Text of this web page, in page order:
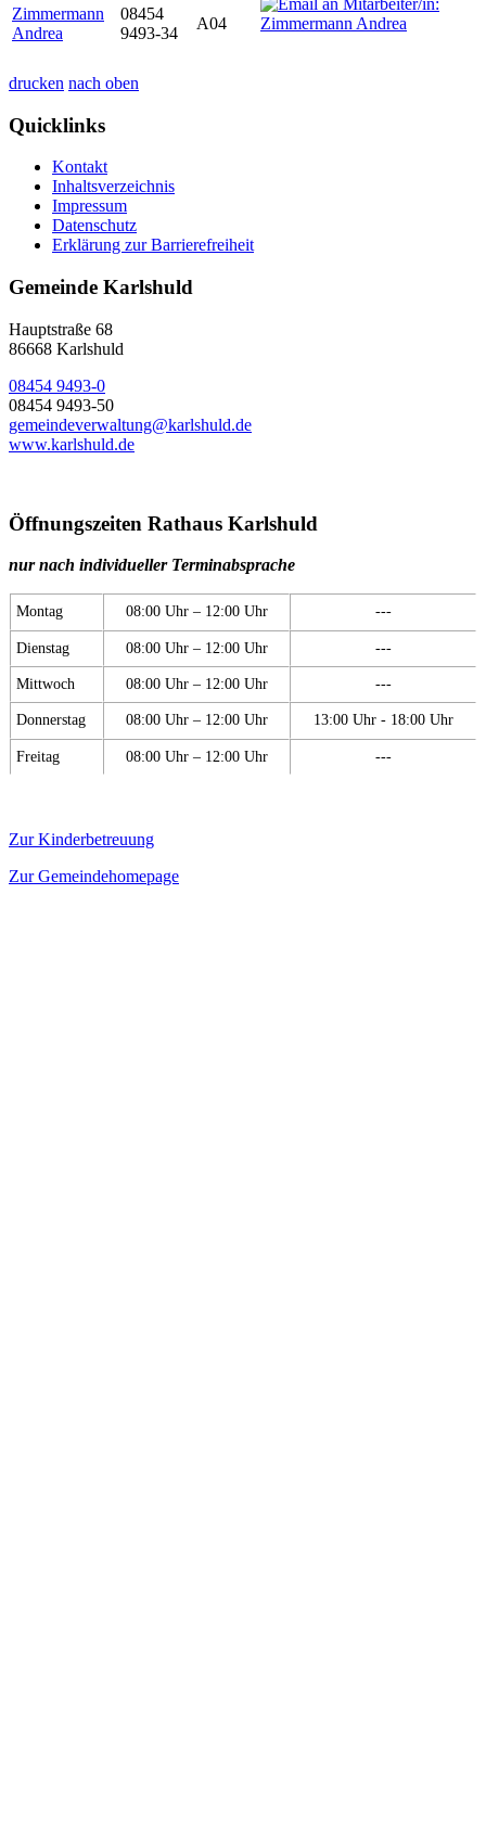
Zimmermann
Andrea
08454
9493-34
A04
drucken nach oben
Quicklinks
Kontakt
Inhaltsverzeichnis
Impressum
Datenschutz
Erklärung zur Barrierefreiheit
Gemeinde Karlshuld
Hauptstraße 68
86668 Karlshuld
08454 9493-0
08454 9493-50
gemeindeverwaltung@karlshuld.de
www.karlshuld.de
Öffnungszeiten Rathaus Karlshuld
nur nach individueller Terminabsprache
Montag 08:00 Uhr – 12:00 Uhr ---
Dienstag 08:00 Uhr – 12:00 Uhr ---
Mittwoch 08:00 Uhr – 12:00 Uhr ---
Donnerstag 08:00 Uhr – 12:00 Uhr 13:00 Uhr - 18:00 Uhr
Freitag 08:00 Uhr – 12:00 Uhr ---
Zur Kinderbetreuung
Zur Gemeindehomepage